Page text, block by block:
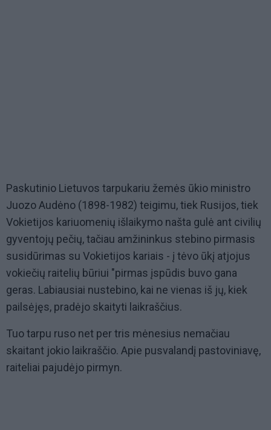
Paskutinio Lietuvos tarpukariu žemės ūkio ministro
Juozo Audėno (1898-1982) teigimu, tiek Rusijos, tiek
Vokietijos kariuomenių išlaikymo našta gulė ant civilių
gyventojų pečių, tačiau amžininkus stebino pirmasis
susidūrimas su Vokietijos kariais - į tėvo ūkį atjojus
vokiečių raitelių būriui "pirmas įspūdis buvo gana
geras. Labiausiai nustebino, kai ne vienas iš jų, kiek
pailsėjęs, pradėjo skaityti laikraščius.
Tuo tarpu ruso net per tris mėnesius nemačiau
skaitant jokio laikraščio. Apie pusvalandį pastoviniavę,
raiteliai pajudėjo pirmyn.